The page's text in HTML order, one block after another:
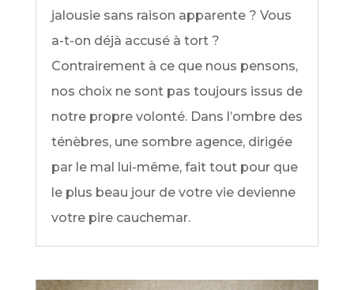
jalousie sans raison apparente ? Vous
a-t-on déjà accusé à tort ?
Contrairement à ce que nous pensons,
nos choix ne sont pas toujours issus de
notre propre volonté. Dans l’ombre des
ténèbres, une sombre agence, dirigée
par le mal lui-même, fait tout pour que
le plus beau jour de votre vie devienne
votre pire cauchemar.